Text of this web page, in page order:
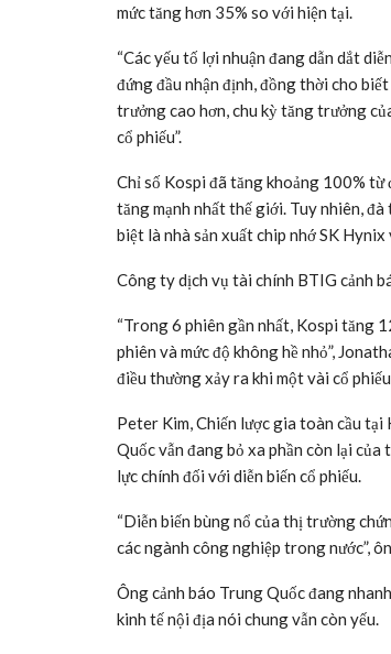
mức tăng hơn 35% so với hiện tại.
“Các yếu tố lợi nhuận đang dẫn dắt
đứng đầu nhận định, đồng thời cho
trưởng cao hơn, chu kỳ tăng trưởng
cổ phiếu”.
Chỉ số Kospi đã tăng khoảng 100% từ
tăng mạnh nhất thế giới. Tuy nhiên,
biệt là nhà sản xuất chip nhớ SK
Công ty dịch vụ tài chính BTIG cảnh
“Trong 6 phiên gần nhất, Kospi tăng
phiên và mức độ không hề nhỏ”,
điều thường xảy ra khi một vài cổ
Peter Kim, Chiến lược gia toàn cầu
Quốc vẫn đang bỏ xa phần còn lại
lực chính đối với diễn biến cổ phiếu.
“Diễn biến bùng nổ của thị trường
các ngành công nghiệp trong nước”,
Ông cảnh báo Trung Quốc đang
kinh tế nội địa nói chung vẫn còn yếu.